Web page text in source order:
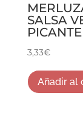
SALSA
PICANTE
3,33€
Añadir al